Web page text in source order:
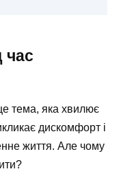
час
тема, яка хвилює
дискомфорт і
життя. Але чому